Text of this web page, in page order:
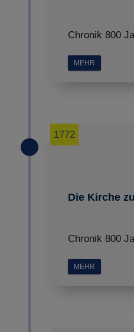
Chronik 800
MEHR
Die Kirche
1772
Chronik 800
MEHR